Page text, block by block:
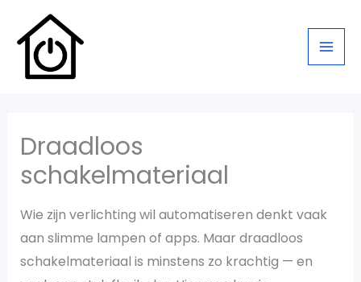
naar
inhoud
Draadloos
schakelmateriaal
Wie zijn verlichting wil automatiseren denkt vaak
aan slimme lampen of apps. Maar draadloos
schakelmateriaal is minstens zo krachtig — en